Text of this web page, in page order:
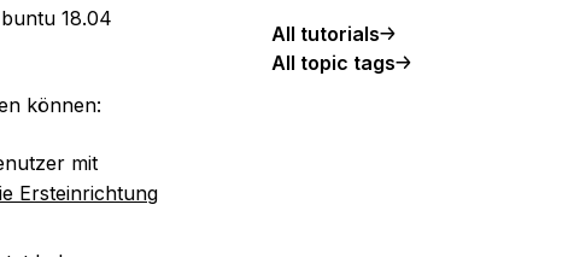
18.04
können:
mit
Ersteinrichtung
All tutorials
All topic tags